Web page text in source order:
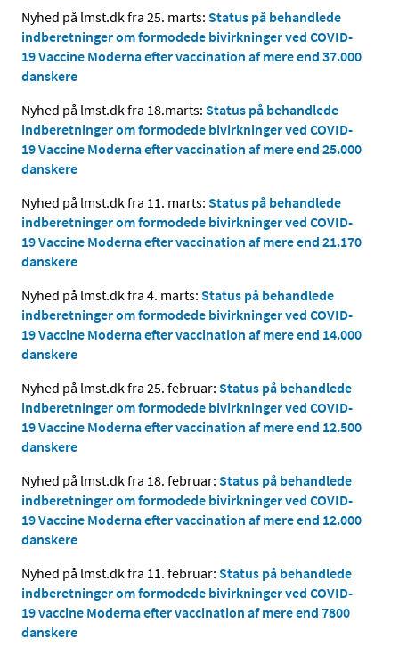
Nyhed på lmst.dk fra 25. marts: Status på behandlede
indberetninger om formodede bivirkninger ved COVID-
19 Vaccine Moderna efter vaccination af mere end 37.000
danskere
Nyhed på lmst.dk fra 18.marts: Status på behandlede
indberetninger om formodede bivirkninger ved COVID-
19 Vaccine Moderna efter vaccination af mere end 25.000
danskere
Nyhed på lmst.dk fra 11. marts: Status på behandlede
indberetninger om formodede bivirkninger ved COVID-
19 Vaccine Moderna efter vaccination af mere end 21.170
danskere
Nyhed på lmst.dk fra 4. marts: Status på behandlede
indberetninger om formodede bivirkninger ved COVID-
19 Vaccine Moderna efter vaccination af mere end 14.000
danskere
Nyhed på lmst.dk fra 25. februar: Status på behandlede
indberetninger om formodede bivirkninger ved COVID-
19 Vaccine Moderna efter vaccination af mere end 12.500
danskere
Nyhed på lmst.dk fra 18. februar: Status på behandlede
indberetninger om formodede bivirkninger ved COVID-
19 Vaccine Moderna efter vaccination af mere end 12.000
danskere
Nyhed på lmst.dk fra 11. februar: Status på behandlede
indberetninger om formodede bivirkninger ved COVID-
19 vaccine Moderna efter vaccination af mere end 7800
danskere